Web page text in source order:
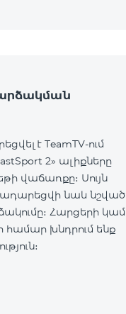
է TeamTV-ում
2» ալիքները
Սույն
նաև նշված
կամ
համար խնդրում ենք